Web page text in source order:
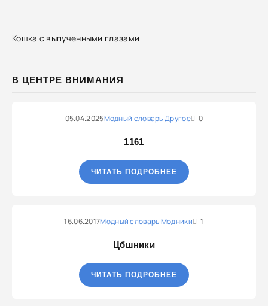
Кошка с выпученными глазами
В ЦЕНТРЕ ВНИМАНИЯ
05.04.2025Модный словарьДругое 0
1161
ЧИТАТЬ ПОДРОБНЕЕ
16.06.2017Модный словарьМодники 1
Цбшники
ЧИТАТЬ ПОДРОБНЕЕ